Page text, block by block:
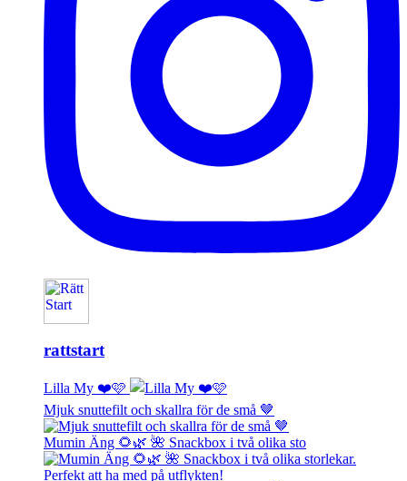
rattstart
Lilla My ❤️🩷
Mjuk snuttefilt och skallra för de små 🤎
Mumin Äng 🌻🌿 🌺 Snackbox i två olika sto